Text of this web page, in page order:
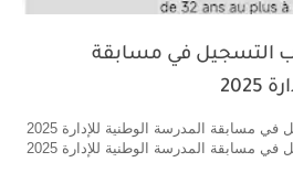
التسجيل في مسابقة
إعلان توظيف: فتح باب التسجيل في مسابقة المدرسة الوطنية للإدارة 2025
إعلان توظيف: فتح باب التسجيل في مسابقة المدرسة الوطنية للإدارة 2025